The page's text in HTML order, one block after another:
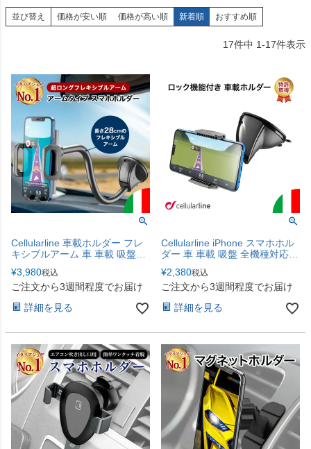
並び替え 価格が安い順 価格が高い順 新着順 おすすめ順
17件中 1-17件表示
Cellularline 車載ホルダー フレ
キシブルアーム 車 車載 吸盤
ダー スマホ スマホスタンド ア
ーム ロック機能
¥3,980税込
ご注文から3週間程度でお届け
詳細を見る
Cellularline iPhone スマホホル
ダー 車 車載 吸盤 全機種対応
ロック機能 海外
¥2,380税込
ご注文から3週間程度でお届け
詳細を見る